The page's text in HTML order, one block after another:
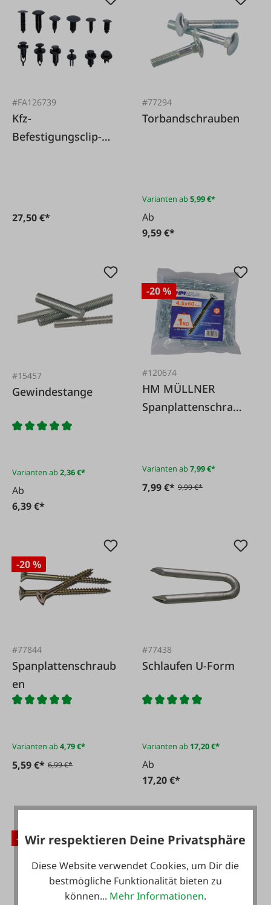
#FA126739
Kfz-
Befestigungsclip-
27,50 €*
#77294
Torbandschrauben
Varianten ab5,99 €*
Ab
9,59 €*
#15457
Gewindestange
Varianten ab2,36 €*
Ab
6,39 €*
-20 %
#120674
HM MÜLLNER
Spanplattenschraub
Varianten ab7,99 €*
7,99 €* 9,99 €*
-20 %
#77844
Spanplattenschraub
en
Varianten ab4,79 €*
5,59 €* 6,99 €*
#77438
Schlaufen U-Form
Varianten ab 17,20 €*
Ab
17,20 €*
-20 % -20 %
Wir respektieren Deine Privatsphäre
Diese Website verwendet Cookies, um Dir die
bestmögliche Funktionalität bieten zu
können... Mehr Informationen.